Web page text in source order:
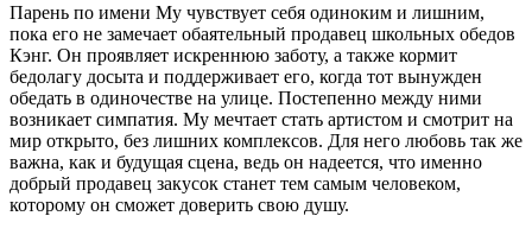
Парень по имени Му чувствует себя одиноким и лишним,
пока его не замечает обаятельный продавец школьных обедов
Кэнг. Он проявляет искреннюю заботу, а также кормит
бедолагу досыта и поддерживает его, когда тот вынужден
обедать в одиночестве на улице. Постепенно между ними
возникает симпатия. Му мечтает стать артистом и смотрит на
мир открыто, без лишних комплексов. Для него любовь так же
важна, как и будущая сцена, ведь он надеется, что именно
добрый продавец закусок станет тем самым человеком,
которому он сможет доверить свою душу.